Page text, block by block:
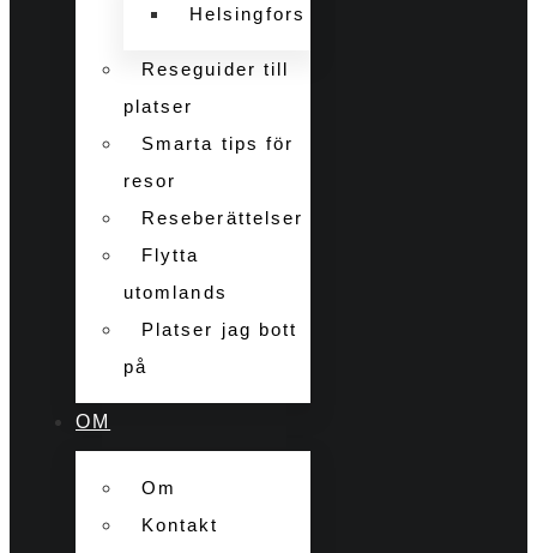
Helsingfors
Reseguider till
platser
Smarta tips för
resor
Reseberättelser
Flytta
utomlands
Platser jag bott
på
OM
Om
Kontakt